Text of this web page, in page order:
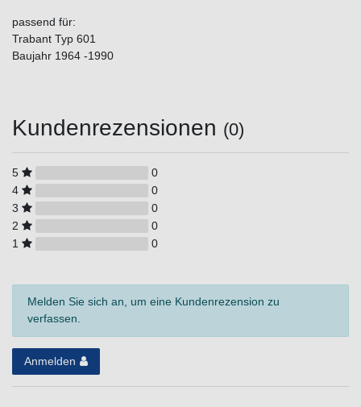
passend für:
Trabant Typ 601
Baujahr 1964 -1990
Kundenrezensionen (0)
5
0
4
0
3
0
2
0
1
0
Melden Sie sich an, um eine Kundenrezension zu
verfassen.
Anmelden